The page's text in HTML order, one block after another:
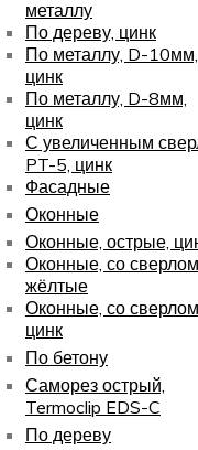
металлу
По дереву, цинк
По металлу, D-10мм,
цинк
По металлу, D-8мм,
цинк
С увеличенным
PT-5, цинк
Фасадные
Оконные
Оконные, острые,
Оконные, со
жёлтые
Оконные, со
цинк
По бетону
Саморез острый,
Termoclip EDS-C
По дереву